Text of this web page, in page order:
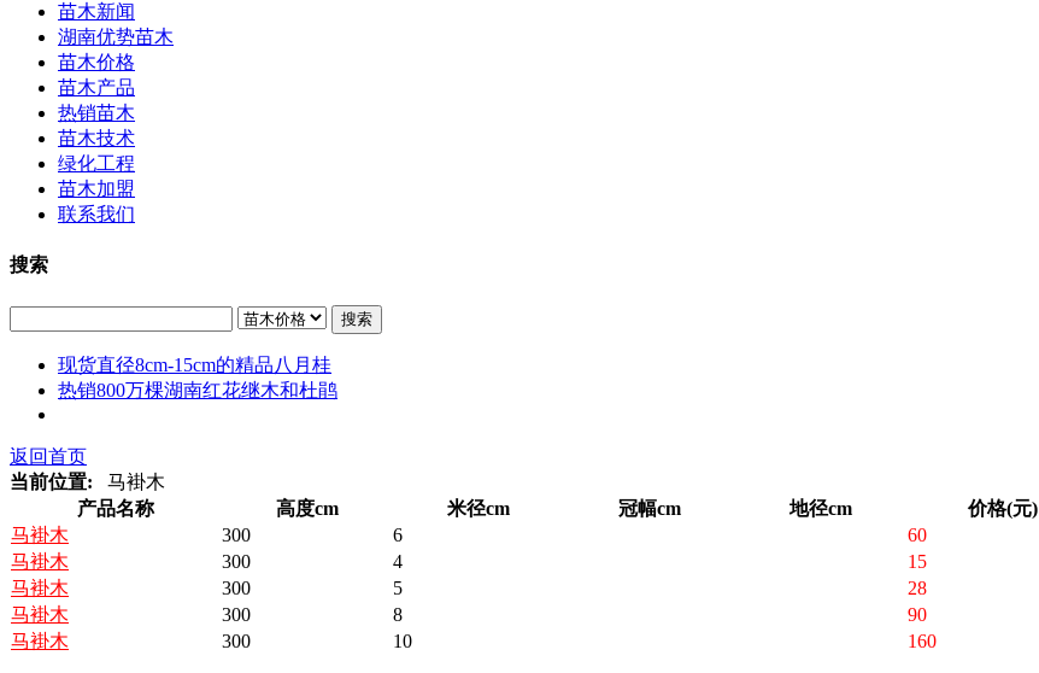
苗木新闻
湖南优势苗木
苗木价格
苗木产品
热销苗木
苗木技术
绿化工程
苗木加盟
联系我们
搜索
搜索
现货直径8cm-15cm的精品八月桂
热销800万棵湖南红花继木和杜鹃
返回首页
当前位置: 马褂木
产品名称
高度cm 米径cm 冠幅cm 地径cm 价格(元)
马褂木
300 6 60
马褂木
300 4 15
马褂木
300 5 28
马褂木
300 8 90
马褂木
300 10 160